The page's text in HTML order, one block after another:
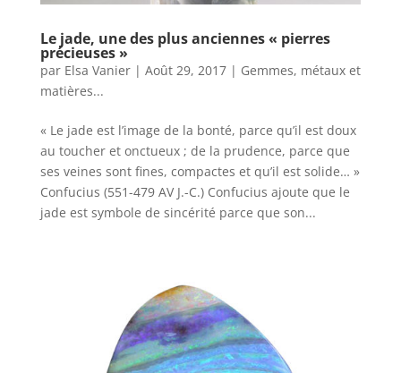
Le jade, une des plus anciennes « pierres
précieuses »
par Elsa Vanier| Août 29, 2017| Gemmes, métaux et
matières...
« Le jade est l’image de la bonté, parce qu’il est doux
au toucher et onctueux ; de la prudence, parce que
ses veines sont fines, compactes et qu’il est solide… »
Confucius (551-479 AV J.-C.) Confucius ajoute que le
jade est symbole de sincérité parce que son...